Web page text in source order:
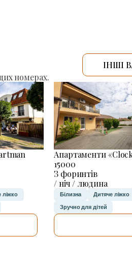
номерах.
ІНШІ
ліжко
Апартаменти
15000
З форинтів
/ ніч / людина
Білизна Дитяче ліжко
Зручно для дітей